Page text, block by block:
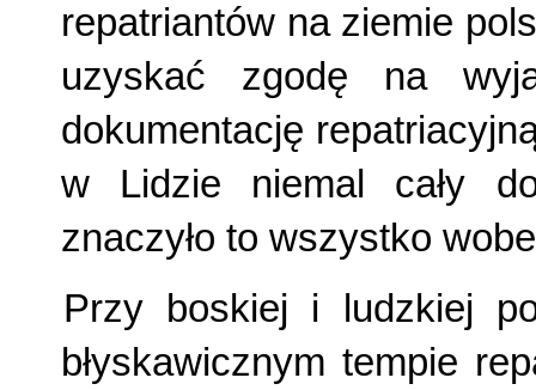
repatriantów na ziemie
uzyskać zgodę na
dokumentację
w Lidzie niemal cały
znaczyło to wszystko
Przy boskiej i ludzkiej
błyskawicznym tempie